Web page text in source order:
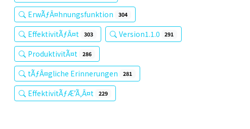
ErwÃƒÂ¤hnungsfunktion 304
EffektivitÃƒÂ¤t 303 Version1.1.0 291
ProduktivitÃ¤t 286
tÃƒÂ¤gliche Erinnerungen 281
EffektivitÃƒÆ’Ã‚Â¤t 229